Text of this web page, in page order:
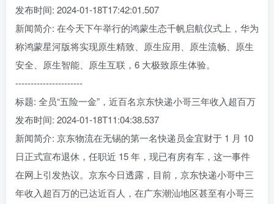
发布时间: 2024-01-18T17:42:01.507
新闻简介: 在今天下午举行的鸿蒙生态千帆启航仪式上，华为
称鸿蒙星河版将实现原生精致、原生应用、原生流畅、原生
安全、原生智能、原生互联，6 大极致原生体验。
----------------------
标题: 全员“五险一金”，近百名京东快递小哥三年收入超百万
发布时间: 2024-01-18T11:04:38.537
新闻简介: 京东物流在无锡的第一名快递员金宜财于 1 月 10
日正式宣布退休，任职近 15 年，现已有房有车，这一事件
在网上引发热议。京东今日透露，目前，京东快递小哥中三
年收入超百万的已达近百人，在广东潮汕地区甚至有小哥三